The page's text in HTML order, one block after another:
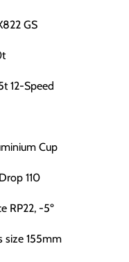
GS
12-Speed
Cup
110
RP22, -5º
size 155mm